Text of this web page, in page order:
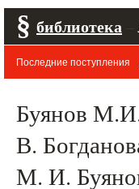
§ библиотека
Последние поступления
Буянов М.И.
В.
М. И.